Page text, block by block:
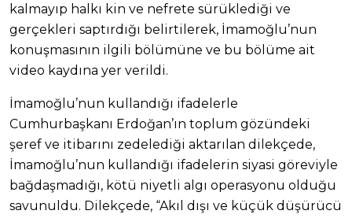
kalmayıp halkı kin ve nefrete sürüklediği ve
gerçekleri saptırdığı belirtilerek, İmamoğlu’nun
konuşmasının ilgili bölümüne ve bu bölüme ait
video kaydına yer verildi.
İmamoğlu’nun kullandığı ifadelerle
Cumhurbaşkanı Erdoğan’ın toplum gözündeki
şeref ve itibarını zedelediği aktarılan dilekçede,
İmamoğlu’nun kullandığı ifadelerin siyasi göreviyle
bağdaşmadığı, kötü niyetli algı operasyonu olduğu
savunuldu. Dilekçede, “Akıl dışı ve küçük düşürücü